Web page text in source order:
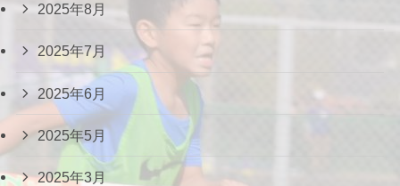
2025年8月
2025年7月
2025年6月
2025年5月
2025年3月